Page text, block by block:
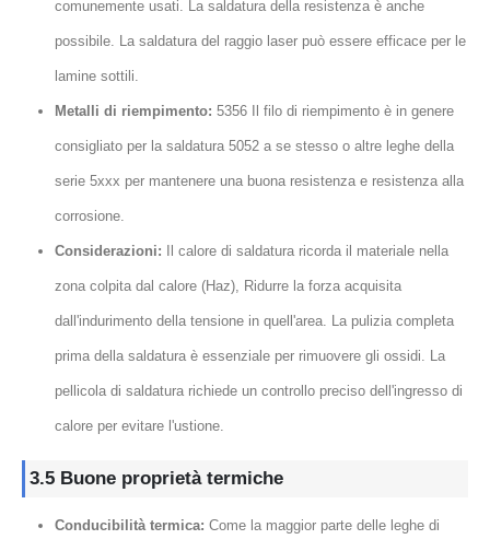
comunemente usati. La saldatura della resistenza è anche
possibile. La saldatura del raggio laser può essere efficace per le
lamine sottili.
Metalli di riempimento: 5356 Il filo di riempimento è in genere
consigliato per la saldatura 5052 a se stesso o altre leghe della
serie 5xxx per mantenere una buona resistenza e resistenza alla
corrosione.
Considerazioni: Il calore di saldatura ricorda il materiale nella
zona colpita dal calore (Haz), Ridurre la forza acquisita
dall'indurimento della tensione in quell'area. La pulizia completa
prima della saldatura è essenziale per rimuovere gli ossidi. La
pellicola di saldatura richiede un controllo preciso dell'ingresso di
calore per evitare l'ustione.
3.5 Buone proprietà termiche
Conducibilità termica: Come la maggior parte delle leghe di